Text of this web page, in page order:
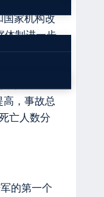
国家机构改
体制进一步
领导干部安
园区、危
安全生产
高，事故总
亡人数分
的第一个